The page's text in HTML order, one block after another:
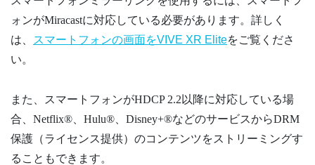
ォンがMiracastに対応している必要があります。詳しく
は、
スマートフォンの画面をVIVE XR Eliteをご覧くださ
い。
また、スマートフォンがHDCP 2.2以降に対応している場
合、 Netflix® Hulu® Disney+®などのサービスからDRM
保護（ライセンス提供）のコンテンツをストリーミングす
ることもできます。